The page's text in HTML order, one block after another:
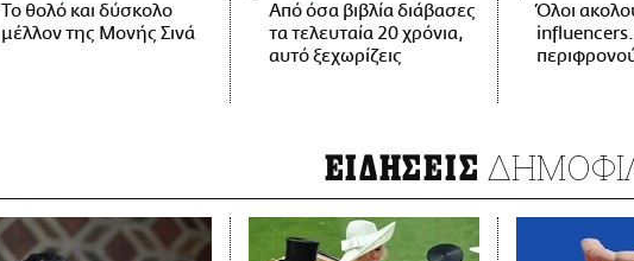
Το θολό και δύσκολο
μέλλον της Μονής Σινά
Από όσα βιβλία διάβασες
τα τελευταία 20 χρόνια,
αυτό ξεχωρίζεις
Όλοι
influencers.
ΕΙΔΗΣΕΙΣ